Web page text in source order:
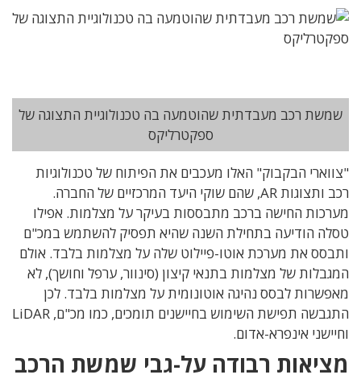
שמשת רכב מעבדתית שהוטמעה בה טכנולוגיית התצוגה של
ספקטרליקס
"צווארי הבקבוק" האלו מעכבים את הפיתוח של טכנולוגיות
רכב ותצוגות AR, שהם שוקי היעד המרכזיים של החברה.
מערכות החישה ברכב מתבססות בעיקר על מצלמות. אפילו
טסלה הודיעה בתחילת השנה שהיא תפסיק להשתמש במכ"ם
ותבסס את מערכת אוטו-פיילוט שלה על מצלמות בלבד. אולם
המגבלות של מצלמות בתנאי קיצון (סינוור, ערפל וחושך), לא
מאפשרות לבסס נהיגה אוטונומית על מצלמות בלבד. לכן
התגבשה תפישת השימוש בחיישנים תומכים, כמו מכ"ם, LiDAR
וחיישני אינפרא-אדום.
מציאות רבודה על-גבי שמשת הרכב